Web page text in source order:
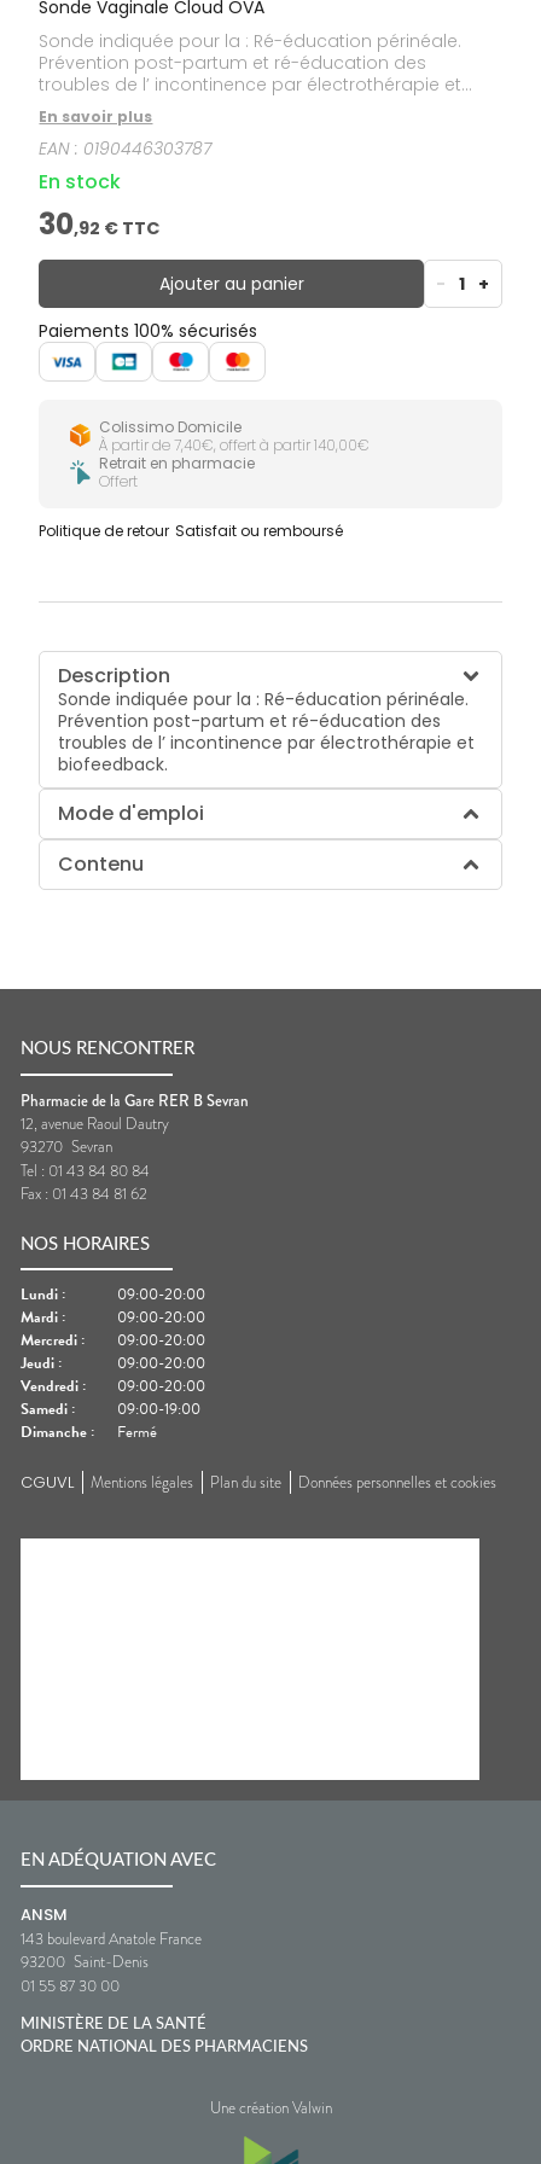
Sonde Vaginale Cloud OVA
Sonde indiquée pour la : Ré-éducation périnéale.
Prévention post-partum et ré-éducation des
troubles de l’ incontinence par électrothérapie et
biofeedback.
En savoir plus
EAN : 0190446303787
En stock
30,92 € TTC
Ajouter au panier - 1 +
Paiements 100% sécurisés
Colissimo Domicile
À partir de 7,40€, offert à partir 140,00€
Retrait en pharmacie
Offert
Politique de retour Satisfait ou remboursé
Description
Sonde indiquée pour la : Ré-éducation périnéale.
Prévention post-partum et ré-éducation des
troubles de l’ incontinence par électrothérapie et
biofeedback.
Mode d'emploi
Contenu
NOUS RENCONTRER
Pharmacie de la Gare RER B Sevran
12, avenue Raoul Dautry
93270 Sevran
Tel : 01 43 84 80 84
Fax : 01 43 84 81 62
NOS HORAIRES
Lundi :
09:00-20:00
Mardi :
09:00-20:00
Mercredi :
09:00-20:00
Jeudi :
09:00-20:00
Vendredi :
09:00-20:00
Samedi :
09:00-19:00
Dimanche : Fermé
CGUVL Mentions légales Plan du site Données personnelles et cookies
EN ADÉQUATION AVEC
ANSM
143 boulevard Anatole France
93200 Saint-Denis
01 55 87 30 00
MINISTÈRE DE LA SANTÉ
ORDRE NATIONAL DES PHARMACIENS
Une création Valwin